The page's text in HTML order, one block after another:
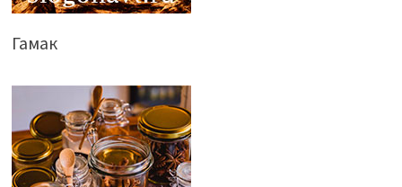
Гамак